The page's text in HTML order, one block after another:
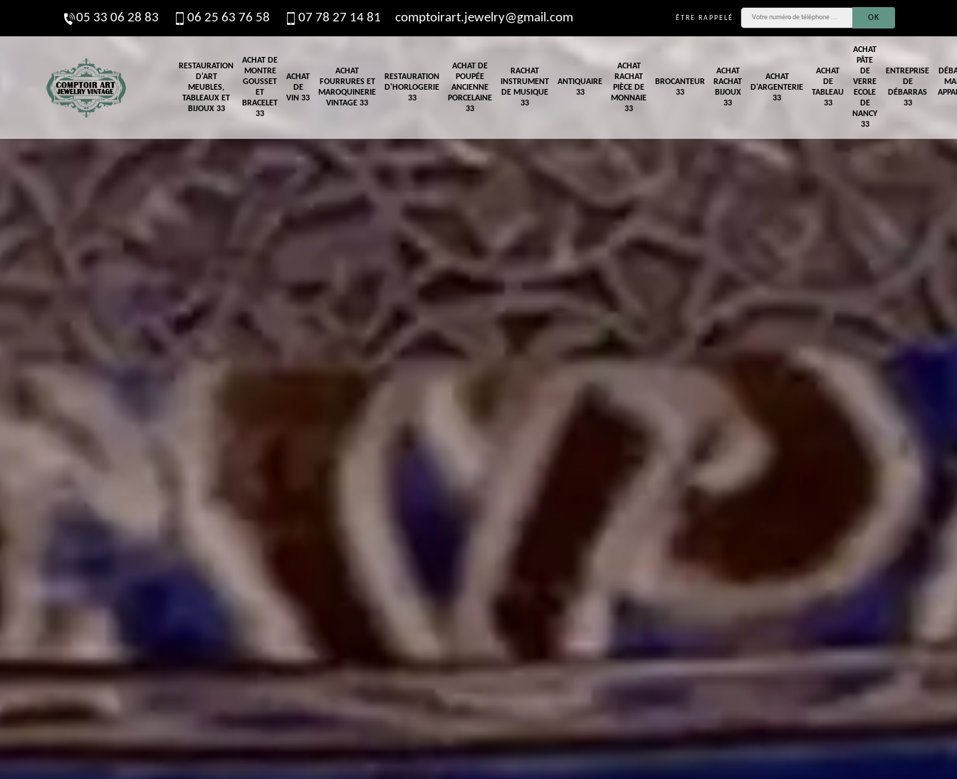
05 33 06 28 83 06 25 63 76 58 07 78 27 14 81 comptoirart.jewelry@gmail.com ÊTRE RAPPELÉ
RESTAURATION
D'ART
MEUBLES,
TABLEAUX ET
BIJOUX 33
ACHAT DE
MONTRE
GOUSSET
ET
BRACELET
33
ACHAT
DE
VIN 33
ACHAT
FOURRURES ET
MAROQUINERIE
VINTAGE 33
RESTAURATION
D'HORLOGERIE
33
ACHAT DE
POUPÉE
ANCIENNE
PORCELAINE
33
RACHAT
INSTRUMENT
DE MUSIQUE
33
ANTIQUAIRE
33
ACHAT
RACHAT
PIÈCE DE
MONNAIE
33
BROCANTEUR
33
ACHAT
RACHAT
BIJOUX
33
ACHAT
D'ARGENTERIE
33
ACHAT
DE
TABLEAU
33
ACHAT
PÂTE
DE
VERRE
ECOLE
DE
NANCY
33
ENTREPRISE
DE
DÉBARRAS
33